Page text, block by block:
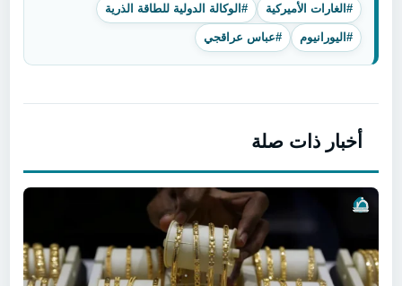
#الغارات الأميركية #الوكالة الدولية للطاقة الذرية
#اليورانيوم #عباس عراقجي
أخبار ذات صلة